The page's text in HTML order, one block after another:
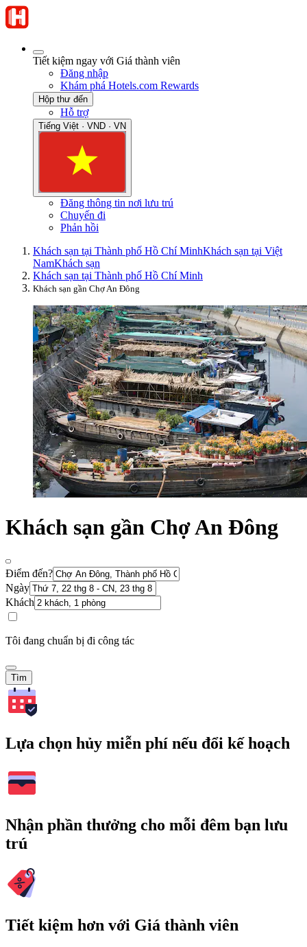
Tiết kiệm ngay với Giá thành viên
Đăng nhập
Khám phá Hotels.com Rewards
Hộp thư đến
Hỗ trợ
Tiếng Việt · VND · VN
Đăng thông tin nơi lưu trú
Chuyến đi
Phản hồi
Khách sạn tại Thành phố Hồ Chí MinhKhách sạn tại Việt
NamKhách sạn
Khách sạn tại Thành phố Hồ Chí Minh
Khách sạn gần Chợ An Đông
Khách sạn gần Chợ An Đông
Điểm đến?
Ngày
Khách
Tôi đang chuẩn bị đi công tác
Tìm
Lựa chọn hủy miễn phí nếu đổi kế hoạch
Nhận phần thưởng cho mỗi đêm bạn lưu
trú
Tiết kiệm hơn với Giá thành viên